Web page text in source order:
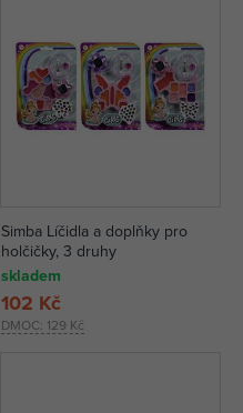
Simba Líčidla a doplňky pro
holčičky, 3 druhy
skladem
DMOC: 129 Kč
102 Kč